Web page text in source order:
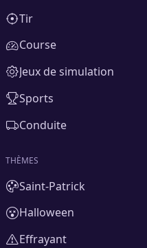
Tir
Course
Jeux de simulation
Sports
Conduite
THÈMES
Saint-Patrick
Halloween
Effrayant